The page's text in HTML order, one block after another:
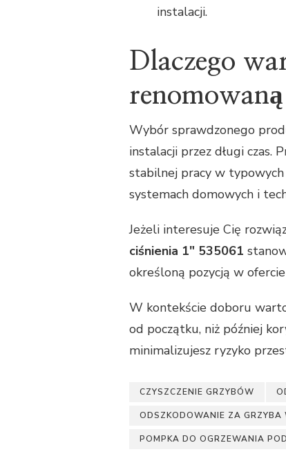
instalacji.
Dlaczego
Wybór sprawdzonego
instalacji przez długi czas.
stabilnej pracy w
systemach domowych i
Jeżeli interesuje Cię
ciśnienia 1" 535061
określoną pozycją w
W kontekście doboru
od początku, niż później
minimalizujesz ryzyko
CZYSZCZENIE GRZYBÓW
ODSZKODOWANIE ZA GRZYBA
POMPKA DO OGRZEWANIA